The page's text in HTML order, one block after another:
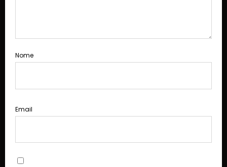
Nome
Email